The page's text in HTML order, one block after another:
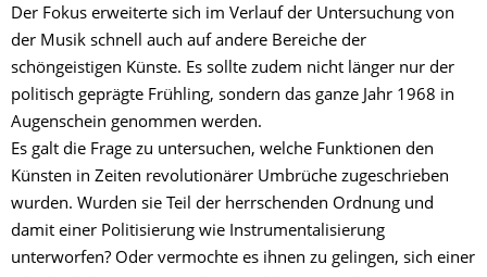
Der Fokus erweiterte sich im Verlauf der Untersuchung von
der Musik schnell auch auf andere Bereiche der
schöngeistigen Künste. Es sollte zudem nicht länger nur der
politisch geprägte Frühling, sondern das ganze Jahr 1968 in
Augenschein genommen werden.
Es galt die Frage zu untersuchen, welche Funktionen den
Künsten in Zeiten revolutionärer Umbrüche zugeschrieben
wurden. Wurden sie Teil der herrschenden Ordnung und
damit einer Politisierung wie Instrumentalisierung
unterworfen? Oder vermochte es ihnen zu gelingen, sich einer